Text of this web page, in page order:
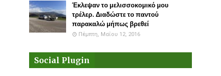
Έκλεψαν το μελισσοκομικό μου
τρέλερ. Διαδώστε το παντού
παρακαλώ μήπως βρεθεί
Πέμπτη, Μαΐου 12, 2016
Social Plugin